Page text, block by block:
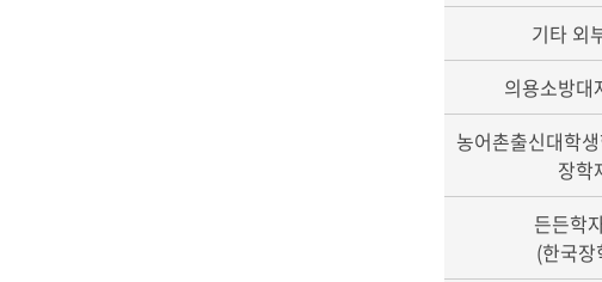
기타 외
의용소방대
농어촌출신대학
장학
든든학
(한국